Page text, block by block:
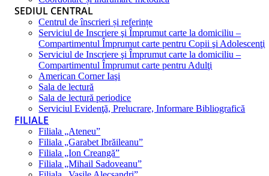
SEDIUL CENTRAL
Centrul de înscrieri și referințe
Serviciul de Inscriere şi Împrumut carte la domiciliu –
Compartimentul Împrumut carte pentru Copii şi Adolescenţi
Serviciul de Inscriere şi Împrumut carte la domiciliu –
Compartimentul Împrumut carte pentru Adulţi
American Corner Iaşi
Sala de lectură
Sala de lectură periodice
Serviciul Evidenţă, Prelucrare, Informare Bibliografică
FILIALE
Filiala „Ateneu”
Filiala „Garabet Ibrăileanu”
Filiala „Ion Creangă”
Filiala „Mihail Sadoveanu”